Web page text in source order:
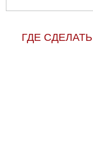
ГДЕ СДЕЛАТЬ